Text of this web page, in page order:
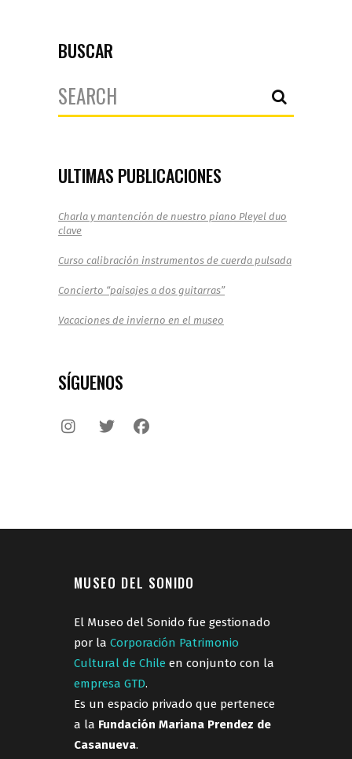
BUSCAR
Search
for:
ULTIMAS PUBLICACIONES
Charla y mantención de nuestro piano Pleyel duo
clave
Curso calibración instrumentos de cuerda pulsada
Concierto “paisajes a dos guitarras”
Vacaciones de invierno en el museo
SÍGUENOS
MUSEO DEL SONIDO
El Museo del Sonido fue gestionado
por la Corporación Patrimonio
Cultural de Chile en conjunto con la
empresa GTD.
Es un espacio privado que pertenece
a la Fundación Mariana Prendez de
Casanueva.